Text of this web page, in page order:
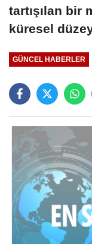
tartışılan bir
küresel
GÜNCEL HABERLER